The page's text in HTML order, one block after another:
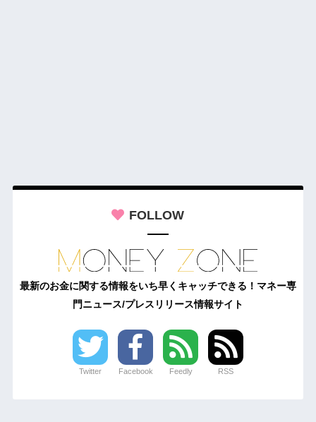
FOLLOW
最新のお金に関する情報をいち早くキャッチできる！マネー専
門ニュース/プレスリリース情報サイト
Twitter Facebook Feedly RSS